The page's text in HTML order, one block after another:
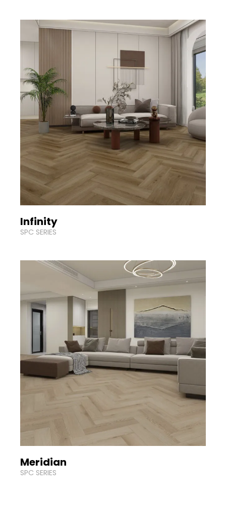
Infinity
SPC SERIES
Meridian
SPC SERIES